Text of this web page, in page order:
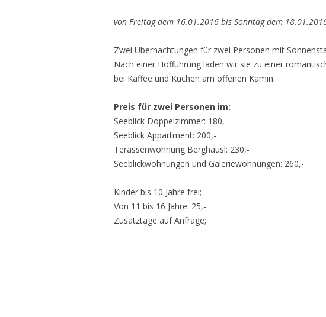
von Freitag dem 16.01.2016 bis Sonntag dem
Zwei Übernachtungen für zwei Personen mit
Nach einer Hofführung laden wir sie zu einer
bei Kaffee und Kuchen am offenen Kamin.
Preis für zwei Personen im:
Seeblick Doppelzimmer: 180,-
Seeblick Appartment: 200,-
Terassenwohnung Berghäusl: 230,-
Seeblickwohnungen und Galeriewohnungen: 260,-
Kinder bis 10 Jahre frei;
Von 11 bis 16 Jahre: 25,-
Zusatztage auf Anfrage;